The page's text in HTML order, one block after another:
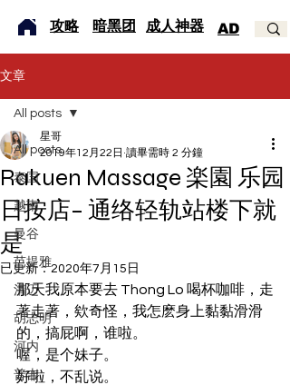
​攻略 暗黑团 成人神器 AD
文章
All posts
泰国
越南
曼谷
芭提雅
清迈
胡志明
河内
普吉
All posts
Rakuen Massage 楽園 乐园
日按店– 通络轻轨站楼下就
是
星哥
2019年12月22日 讀畢需時 2 分鐘
已更新：2020年7月15日
那天我原本要去 Thong Lo 喝杯咖啡，走
著走著，欸奇怪，我怎麽身上黏黏滑滑
的，搞屁啊，谁啦。
喔，是个妹子。
好啦，不乱说。